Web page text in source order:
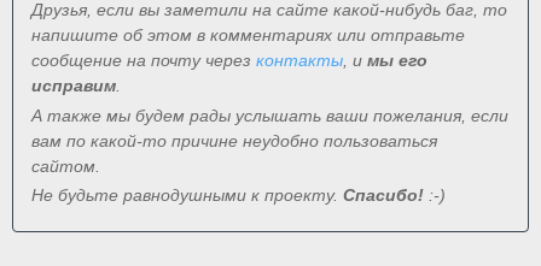
Друзья, если вы заметили на сайте какой-нибудь баг, то
напишите об этом в комментариях или отправьте
сообщение на почту через контакты, и мы его
исправим.
А также мы будем рады услышать ваши пожелания, если
вам по какой-то причине неудобно пользоваться
сайтом.
Не будьте равнодушными к проекту. Спасибо! :-)